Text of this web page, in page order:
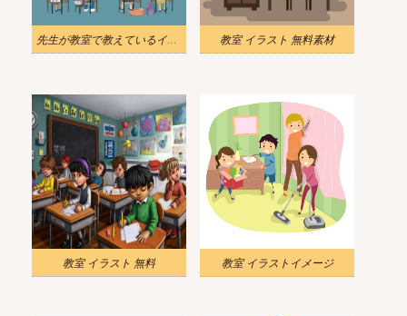
先生が教室で教えているイラスト 教室 イラスト 無料素材
教室 イラスト 無料 教室 イラストイメージ